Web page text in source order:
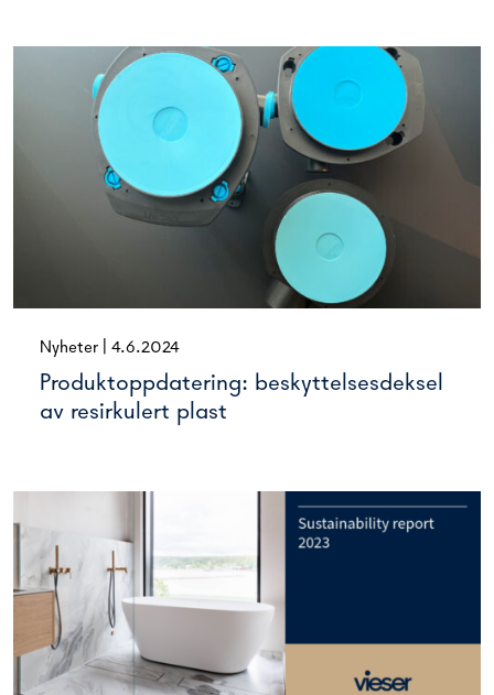
Nyheter 4.6.2024
Produktoppdatering: beskyttelsesdeksel
av resirkulert plast